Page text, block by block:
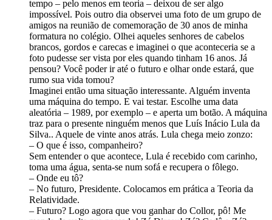
tempo – pelo menos em teoria – deixou de ser algo
impossível. Pois outro dia observei uma foto de um grupo de
amigos na reunião de comemoração de 30 anos de minha
formatura no colégio. Olhei aqueles senhores de cabelos
brancos, gordos e carecas e imaginei o que aconteceria se a
foto pudesse ser vista por eles quando tinham 16 anos. Já
pensou? Você poder ir até o futuro e olhar onde estará, que
rumo sua vida tomou?
Imaginei então uma situação interessante. Alguém inventa
uma máquina do tempo. E vai testar. Escolhe uma data
aleatória – 1989, por exemplo – e aperta um botão. A máquina
traz para o presente ninguém menos que Luís Inácio Lula da
Silva.. Aquele de vinte anos atrás. Lula chega meio zonzo:
– O que é isso, companheiro?
Sem entender o que acontece, Lula é recebido com carinho,
toma uma água, senta-se num sofá e recupera o fôlego.
– Onde eu tô?
– No futuro, Presidente. Colocamos em prática a Teoria da
Relatividade.
– Futuro? Logo agora que vou ganhar do Collor, pô! Me